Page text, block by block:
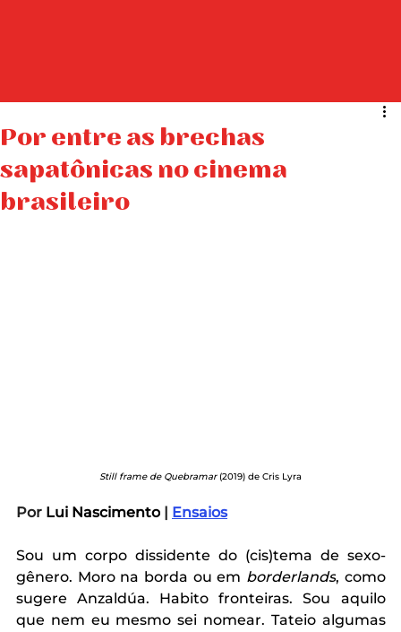
Por entre as brechas
sapatônicas no cinema
brasileiro
Still frame de Quebramar (2019) de Cris Lyra
Por Lui Nascimento Ensaios
Sou um corpo dissidente do (cis)tema de sexo-
gênero. Moro na borda ou em borderlands, como
sugere Anzaldúa. Habito fronteiras. Sou aquilo
que nem eu mesmo sei nomear. Tateio algumas